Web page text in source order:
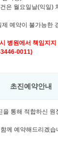
은 월요일날(익일)
예약이 불가능한
병원에서 책임지지
3446-0011)
초진예약안내
통해 적합하신
께 예약해드리겠습